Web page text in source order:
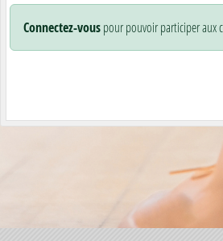
Connectez-vouspour pouvoir participer aux